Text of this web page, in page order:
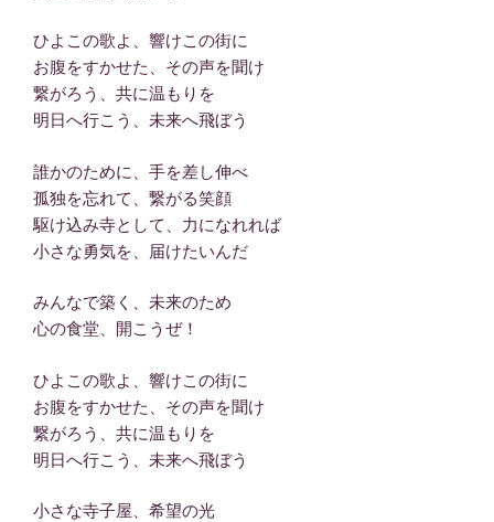
ひよこの歌よ、響けこの街に
お腹をすかせた、その声を聞け
繋がろう、共に温もりを
明日へ行こう、未来へ飛ぼう
誰かのために、手を差し伸べ
孤独を忘れて、繋がる笑顔
駆け込み寺として、力になれれば
小さな勇気を、届けたいんだ
みんなで築く、未来のため
心の食堂、開こうぜ！
ひよこの歌よ、響けこの街に
お腹をすかせた、その声を聞け
繋がろう、共に温もりを
明日へ行こう、未来へ飛ぼう
小さな寺子屋、希望の光